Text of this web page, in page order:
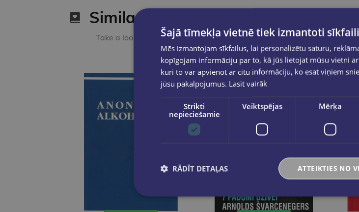
Similar products
Take a look Šajā tīmekļa vietnē tiek izmantoti sīkfaili
Mēs izmantojam sīkfailus, lai personalizētu saturu,
kopīgojam informāciju par to, kā jūs lietojat mūsu vietni
kuri to var apvienot ar citu informāciju, ko esat viņiem
jūsu pakalpojumus. Lasīt vairāk
Strikti
nepieciešamie
Veiktspējas Mērķa
ATTEIKTIES NO
RĀDĪT DETAĻAS